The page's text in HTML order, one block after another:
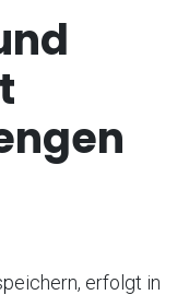
erfolgt in